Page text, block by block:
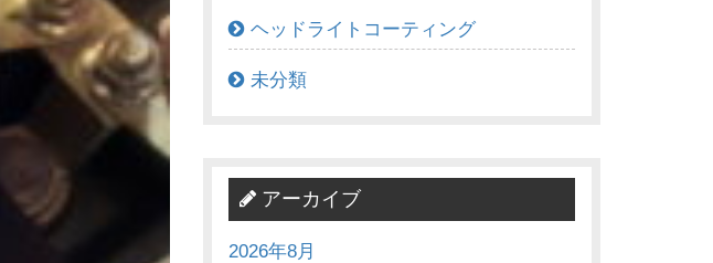
ヘッドライトコーティング
未分類
アーカイブ
2026年8月